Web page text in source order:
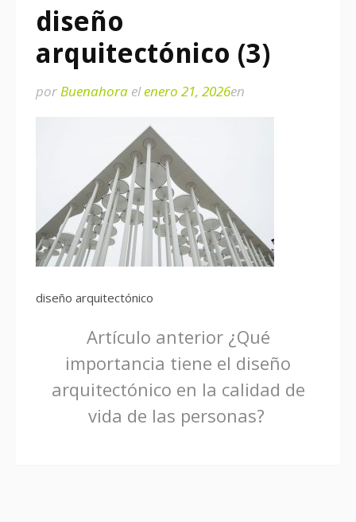
diseño
arquitectónico (3)
porBuenahora elenero 21, 2026en
diseño arquitectónico
Seguir
leyendo
Artículo anterior¿Qué
importancia tiene el diseño
arquitectónico en la calidad de
vida de las personas?